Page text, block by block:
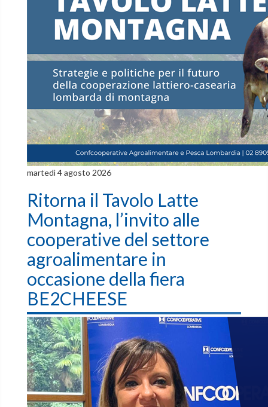
martedì 4 agosto 2026
Ritorna il Tavolo Latte
Montagna, l’invito alle
cooperative del settore
agroalimentare in
occasione della fiera
BE2CHEESE